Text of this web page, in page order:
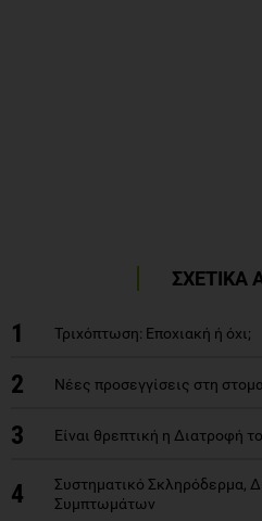
ΣΧΕΤΙΚΑ
1 Τριχόπτωση: Εποχιακή ή όχι;
2 Νέες προσεγγίσεις στη
3 Είναι θρεπτική η Διατροφή
4
Συστηματικό Σκληρόδερμα,
Συμπτωμάτων